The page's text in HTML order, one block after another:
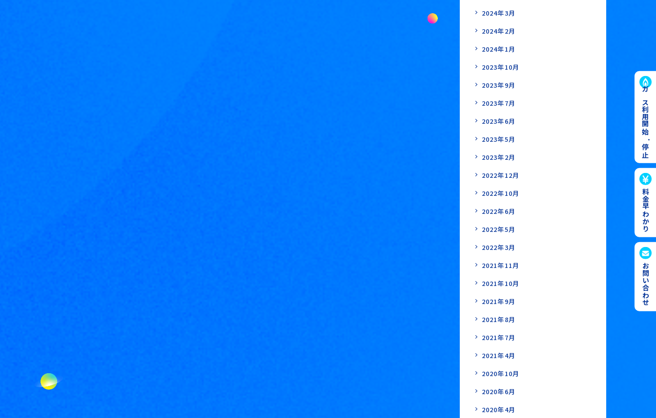
2024年3月
2024年2月
2024年1月
2023年10月
2023年9月
2023年7月
2023年6月
2023年5月
2023年2月
2022年12月
2022年10月
2022年6月
2022年5月
2022年3月
2021年11月
2021年10月
2021年9月
2021年8月
2021年7月
2021年4月
2020年10月
2020年6月
2020年4月
ガス利用開始
・
停止
料金早わかり
お問い合わせ